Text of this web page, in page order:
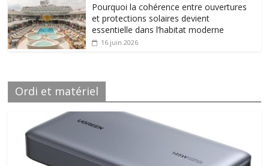
Pourquoi la cohérence entre ouvertures
et protections solaires devient
essentielle dans l’habitat moderne
16 juin 2026
Ordi et matériel